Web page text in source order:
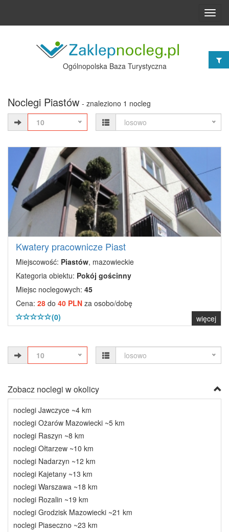
Ogólnopolska Baza Turystyczna
Noclegi Piastów - znaleziono 1 nocleg
10
losowo
Kwatery pracownicze Piast
Miejscowość: Piastów, mazowieckie
Kategoria obiektu: Pokój gościnny
Miejsc noclegowych: 45
Cena: 28 do 40 PLN za osobo/dobę
(0)
więcej
10 losowo
Zobacz noclegi w okolicy
noclegi Jawczyce ~4 km
noclegi Ożarów Mazowiecki ~5 km
noclegi Raszyn ~8 km
noclegi Ołtarzew ~10 km
noclegi Nadarzyn ~12 km
noclegi Kajetany ~13 km
noclegi Warszawa ~18 km
noclegi Rozalin ~19 km
noclegi Grodzisk Mazowiecki ~21 km
noclegi Piaseczno ~23 km